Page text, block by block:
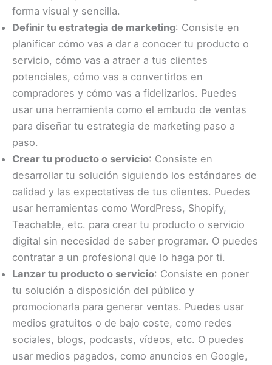
forma visual y sencilla.
Definir tu estrategia de marketing: Consiste en
planificar cómo vas a dar a conocer tu producto o
servicio, cómo vas a atraer a tus clientes
potenciales, cómo vas a convertirlos en
compradores y cómo vas a fidelizarlos. Puedes
usar una herramienta como el embudo de ventas
para diseñar tu estrategia de marketing paso a
paso.
Crear tu producto o servicio: Consiste en
desarrollar tu solución siguiendo los estándares de
calidad y las expectativas de tus clientes. Puedes
usar herramientas como WordPress, Shopify,
Teachable, etc. para crear tu producto o servicio
digital sin necesidad de saber programar. O puedes
contratar a un profesional que lo haga por ti.
Lanzar tu producto o servicio: Consiste en poner
tu solución a disposición del público y
promocionarla para generar ventas. Puedes usar
medios gratuitos o de bajo coste, como redes
sociales, blogs, podcasts, vídeos, etc. O puedes
usar medios pagados, como anuncios en Google,